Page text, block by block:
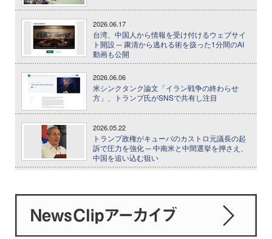
2026.06.17
台湾、中国人から情報を受け付けるウェブサイ
ト開設 ─ 粛清から逃れる術を扱った1分間のAI
動画も公開
2026.06.06
米シンクタンク論文「イラン戦争の終わらせ
方」、トランプ氏がSNSで共有し注目
2026.05.22
トランプ政権がキューバのカストロ元議長の起
訴で圧力を強化 ─ 中南米と中間選挙を押さえ、
中国を追い込む狙い